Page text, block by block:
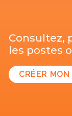
Consultez,
les postes
CRÉER MON